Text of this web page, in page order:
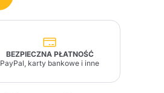
Sandemetrio
Pasztety, Oleje,
Makarony i Specjały
BEZPIECZNA PŁATNOŚĆ
PayPal, karty bankowe i inne